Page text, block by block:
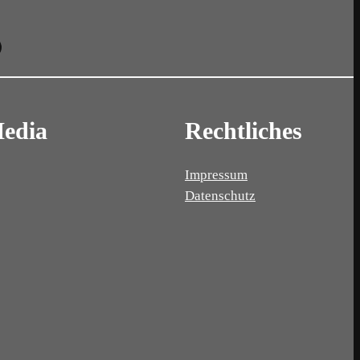
Rechtliches
Impressum
Datenschutz